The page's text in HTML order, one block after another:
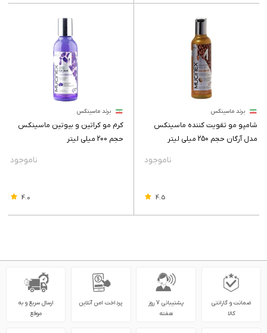
برند ماسینکس
شامپو مو تقویت کننده ماسینکس
مدل آرگان حجم 250 میلی لیتر
4.5
برند ماسینکس
کرم مو کراتین و بیوتین ماسینکس
حجم 200 میلی لیتر
4.0
ضمانت و گارانتی
کالا
پشتیبانی 7 روز
هفته
پرداخت امن آنلاین
ارسال سریع و به
موقع